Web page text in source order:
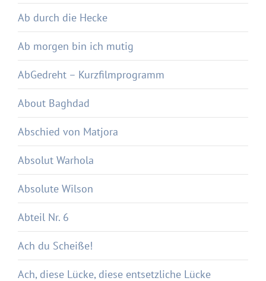
Ab durch die Hecke
Ab morgen bin ich mutig
AbGedreht – Kurzfilmprogramm
About Baghdad
Abschied von Matjora
Absolut Warhola
Absolute Wilson
Abteil Nr. 6
Ach du Scheiße!
Ach, diese Lücke, diese entsetzliche Lücke